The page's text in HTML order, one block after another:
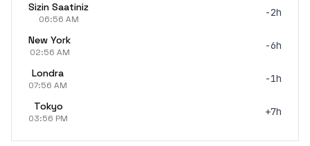
Sizin Saatiniz
06:56 AM
-2h
New York
02:56 AM
-6h
Londra
07:56 AM
-1h
Tokyo
03:56 PM
+7h